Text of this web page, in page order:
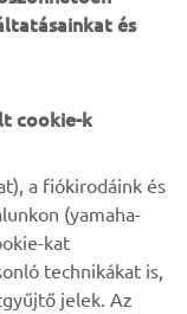
átgondolt
úgy alkották
mindenki
maradjon.
1/6
és
cookie-k
a fiókirodáink és
(yamaha-
kat
technikákat is,
jelek. Az